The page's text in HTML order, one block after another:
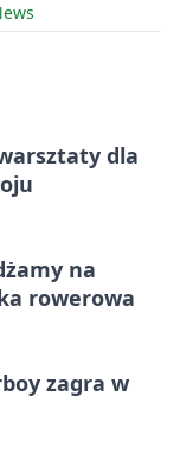
dla
na
rowerowa
zagra w